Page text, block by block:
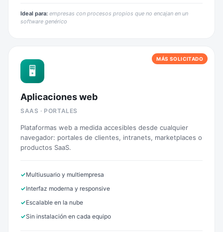
Ideal para: empresas con procesos propios que no encajan en un
software genérico
🖥️
Aplicaciones web
SAAS · PORTALES
Plataformas web a medida accesibles desde cualquier
navegador: portales de clientes, intranets, marketplaces o
productos SaaS.
Multiusuario y multiempresa
Interfaz moderna y responsive
Escalable en la nube
Sin instalación en cada equipo